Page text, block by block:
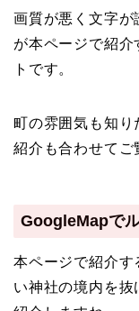
画質が悪く文字が
が本ページで紹
トです。
町の雰囲気も知り
紹介も合わせてご
GoogleMapで
本ページで紹介
い神社の境内を抜